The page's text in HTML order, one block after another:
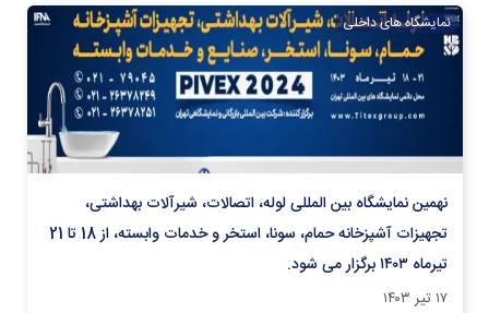
نمایشگاه های داخلی
نهمین نمایشگاه بین المللی لوله، اتصالات، شیرآلات بهداشتی،
تجهیزات آشپزخانه حمام، سونا، استخر و خدمات وابسته، از 18 تا 21
تیرماه ۱۴۰۳ برگزار می شود.
۱۷ تیر ۱۴۰۳